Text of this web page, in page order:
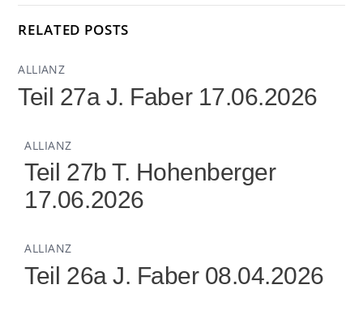
RELATED POSTS
ALLIANZ
Teil 27a J. Faber 17.06.2026
ALLIANZ
Teil 27b T. Hohenberger
17.06.2026
ALLIANZ
Teil 26a J. Faber 08.04.2026